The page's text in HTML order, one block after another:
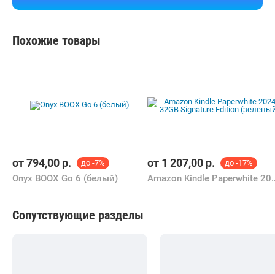
Похожие товары
от794,00 р. до -7%
Onyx BOOX Go 6 (белый)
от 1 207,00 р. до -17%
Amazon Kindle
Сопутствующие разделы